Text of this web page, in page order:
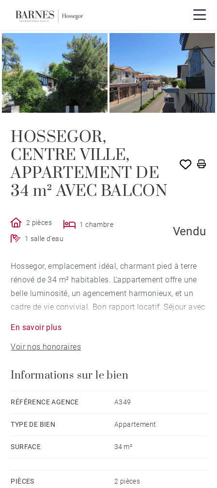
VENDU PAR BARNES
HOSSEGOR,
CENTRE VILLE,
APPARTEMENT DE
34 m² AVEC BALCON
2 pièces
1 chambre
1 salle d'eau
Vendu
Hossegor, emplacement idéal, charmant pied à terre
rénové de 34 m² habitables. L’appartement offre une
belle luminosité, un agencement harmonieux, et un
cadre de vie convivial. Bon rapport locatif. Séjour avec
commerces à pied.
En savoir plus
Voir nos honoraires
Informations sur le bien
RÉFÉRENCE AGENCE A349
TYPE DE BIEN Appartement
SURFACE 34 m²
PIÈCES 2 pièces